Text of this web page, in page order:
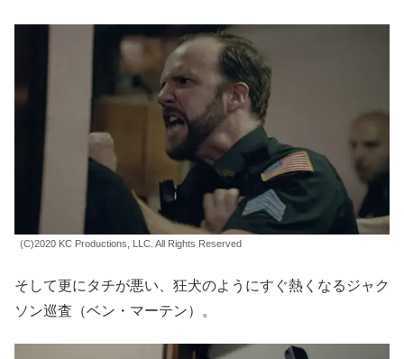
(C)2020 KC Productions, LLC. All Rights Reserved
そして更にタチが悪い、狂犬のようにすぐ熱くなるジャク
ソン巡査（ベン・マーテン）。